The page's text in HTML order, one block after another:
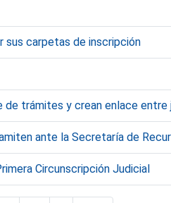
sus carpetas de inscripción
de trámites y crean enlace
ante la Secretaría de
Circunscripción Judicial